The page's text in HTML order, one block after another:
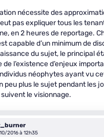
nécessite des
pas expliquer tous les
en 2 heures de reportage.
capable d’un minimum de
du sujet, le principal
l’existence d’enjeux
néophytes ayant vu
peu plus le sujet pendant les
le visionnage.
2016 à 12h35